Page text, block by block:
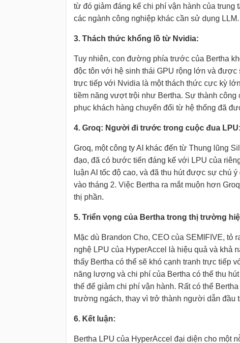
từ đó giảm đáng kể chi phí vận hành của
các ngành công nghiệp khác cần sử dụng LLM.
3. Thách thức khổng lồ từ Nvidia:
Tuy nhiên, con đường phía trước của Bertha
độc tôn với hệ sinh thái GPU rộng lớn và
trực tiếp với Nvidia là một thách thức cực kỳ
tiềm năng vượt trội như Bertha. Sự thành công
phục khách hàng chuyển đổi từ hệ thống đã
4. Groq: Người đi trước trong cuộc đua LPU:
Groq, một công ty AI khác đến từ Thung lũng
đạo, đã có bước tiến đáng kể với LPU của
luận AI tốc độ cao, và đã thu hút được sự chú
vào tháng 2. Việc Bertha ra mắt muộn hơn
thị phần.
5. Triển vọng của Bertha trong thị trường
Mặc dù Brandon Cho, CEO của SEMIFIVE, tỏ
nghệ LPU của HyperAccel là hiệu quả và khả
thấy Bertha có thể sẽ khó cạnh tranh trực tiếp
năng lượng và chi phí của Bertha có thể thu
thế để giảm chi phí vận hành. Rất có thể
trường ngách, thay vì trở thành người dẫn đầu
6. Kết luận:
Bertha LPU của HyperAccel đại diện cho một